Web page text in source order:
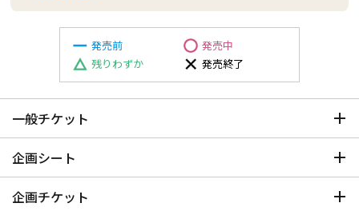
発売前
発売中
残りわずか
発売終了
一般チケット
企画シート
企画チケット